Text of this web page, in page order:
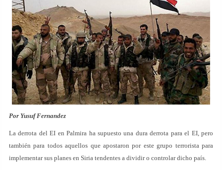
Por Yusuf Fernandez
La derrota del EI en Palmira ha supuesto una dura derrota para el EI, pero
también para todos aquellos que apostaron por este grupo terrorista para
implementar sus planes en Siria tendentes a dividir o controlar dicho país.